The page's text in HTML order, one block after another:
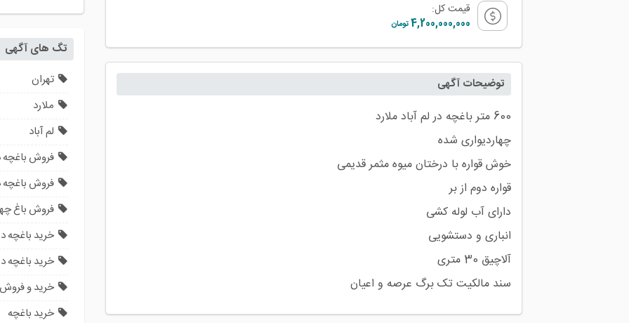
قیمت کل:
4,200,000,000تومان
توضیحات آگهی
سند مالکیت تک برگ عرصه و اعیان
تگ های آگهی
تهران
ملارد
لم آباد
فروش باغچه
فروش باغچه
فروش باغ
خرید باغچه
خرید باغچه
خرید و
خرید باغچه